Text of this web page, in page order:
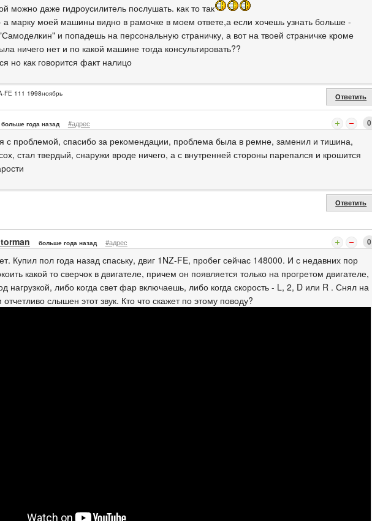
можно даже гидроусилитель послушать. как то так
а марку моей машины видно в рамочке в моем ответе,а если хочешь узнать больше -
и попадешь на персональную страничку, а вот на твоей страничке кроме
ничего нет и по какой машине тогда консультировать??
но как говорится факт налицо
FE 111 1998ноябрь Ответить
больше года назад #адрес 0
с проблемой, спасибо за рекомендации, проблема была в ремне, заменил и тишина,
стал твердый, снаружи вроде ничего, а с внутренней стороны парепался и крошится
Ответить
больше года назад #адрес 0
Купил пол года назад спаську, двиг 1NZ-FE, пробег сейчас 148000. И с недавних пор
какой то сверчок в двигателе, причем он появляется только на прогретом двигателе,
нагрузкой, либо когда свет фар включаешь, либо когда скорость - L, 2, D или R . Снял на
слышен этот звук. Кто что скажет по этому поводу?